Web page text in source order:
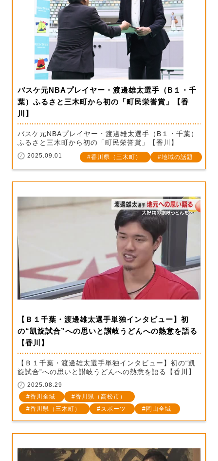
バスケ元NBAプレイヤー・渡邊雄太選手（B１・千
葉）ふるさと三木町から初の「町民栄誉賞」【香
川】
バスケ元NBAプレイヤー・渡邊雄太選手（B１・千葉）
ふるさと三木町から初の「町民栄誉賞」【香川】
2025.09.01 香川県（三木町） 地域の話題
【Ｂ１千葉・渡邊雄太選手単独インタビュー】初
の“凱旋試合”への思いと讃岐うどんへの熱意を語る
【香川】
【Ｂ１千葉・渡邊雄太選手単独インタビュー】初の“凱
旋試合”への思いと讃岐うどんへの熱意を語る【香川】
2025.08.29
香川全域
香川県（高松市）
香川県（三木町）
スポーツ 岡山全域